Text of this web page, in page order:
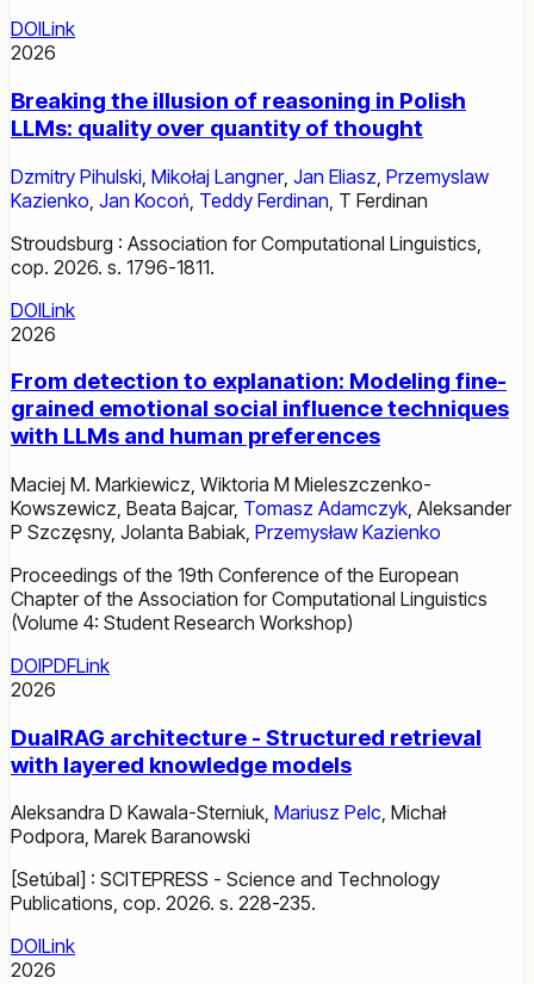
DOILink
2026
Breaking the illusion of reasoning in Polish
LLMs: quality over quantity of thought
Dzmitry Pihulski Mikołaj Langner, Jan Eliasz Przemyslaw
Kazienko Jan Kocoń Teddy Ferdinan T Ferdinan
Stroudsburg : Association for Computational Linguistics,
cop. 2026. s. 1796-1811.
DOILink
2026
From detection to explanation: Modeling fine-
grained emotional social influence techniques
with LLMs and human preferences
Maciej M. Markiewicz Wiktoria M Mieleszczenko-
Kowszewicz Beata Bajcar, Tomasz Adamczyk Aleksander
P Szczęsny, Jolanta Babiak Przemysław Kazienko
Proceedings of the 19th Conference of the European
Chapter of the Association for Computational Linguistics
(Volume 4: Student Research Workshop)
DOIPDFLink
2026
DualRAG architecture - Structured retrieval
with layered knowledge models
Aleksandra D Kawala-Sterniuk, Mariusz Pelc, Michał
Podpora, Marek Baranowski
[Setúbal] : SCITEPRESS - Science and Technology
Publications, cop. 2026. s. 228-235.
DOILink
2026